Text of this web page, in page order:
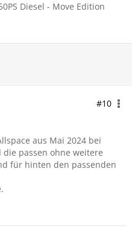
Diesel - Move Edition
#10
aus Mai 2024 bei
passen ohne weitere
für hinten den passenden